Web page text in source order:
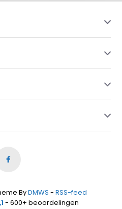
ByDMWS - RSS-feed
- 600+ beoordelingen